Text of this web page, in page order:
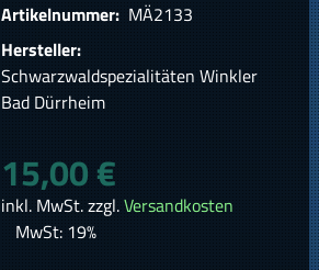
Artikelnummer: MÄ2133
Hersteller:
Schwarzwaldspezialitäten Winkler
Bad Dürrheim
15,00 €
inkl. MwSt. zzgl.Versandkosten
MwSt: 19%